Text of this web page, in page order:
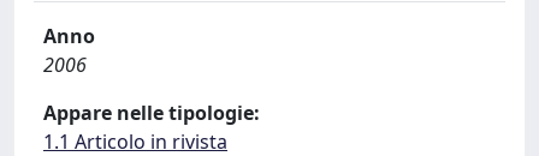
Anno
2006
Appare nelle tipologie:
1.1 Articolo in rivista